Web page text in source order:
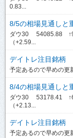
0.83...
8/5の相場見通しと
ダウ30 54085.88
（+2.59...
デイトレ注目銘柄
予定あるので早めの更
8/4の相場見通しと
ダウ30 53178.41
（+2.13...
デイトレ注目銘柄
予定あるので早めの更